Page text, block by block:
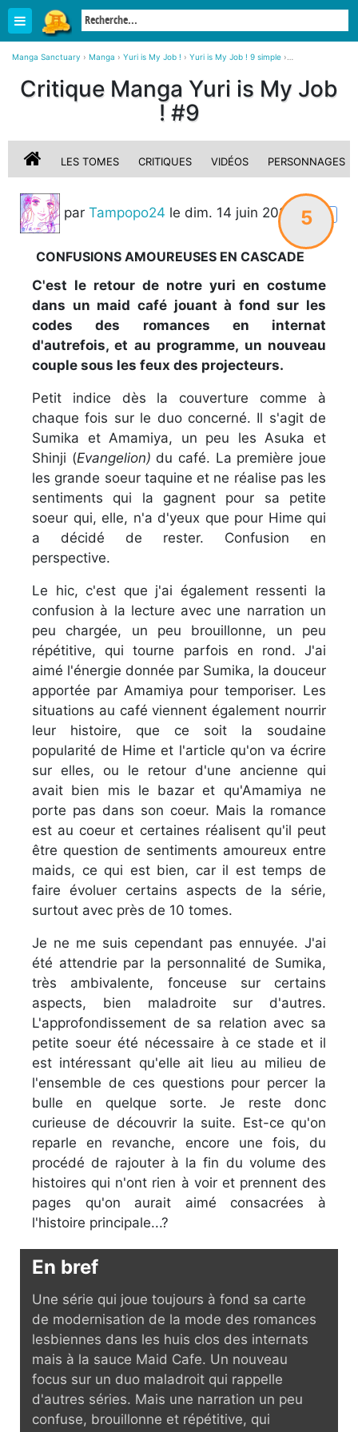
Manga Sanctuary › Manga › Yuri is My Job ! › Yuri is My Job ! 9 simple ›
Critique Manga Yuri is My Job
! #9
LES TOMES CRITIQUES VIDÉOS PERSONNAGES
5
par Tampopo24 le dim. 14 juin 2026 STAFF
CONFUSIONS AMOUREUSES EN CASCADE
C'est le retour de notre yuri en costume
dans un maid café jouant à fond sur les
codes des romances en internat
d'autrefois, et au programme, un nouveau
couple sous les feux des projecteurs.
Petit indice dès la couverture comme à
chaque fois sur le duo concerné. Il s'agit de
Sumika et Amamiya, un peu les Asuka et
Shinji (Evangelion) du café. La première joue
les grande soeur taquine et ne réalise pas les
sentiments qui la gagnent pour sa petite
soeur qui, elle, n'a d'yeux que pour Hime qui
a décidé de rester. Confusion en
perspective.
Le hic, c'est que j'ai également ressenti la
confusion à la lecture avec une narration un
peu chargée, un peu brouillonne, un peu
répétitive, qui tourne parfois en rond. J'ai
aimé l'énergie donnée par Sumika, la douceur
apportée par Amamiya pour temporiser. Les
situations au café viennent également nourrir
leur histoire, que ce soit la soudaine
popularité de Hime et l'article qu'on va écrire
sur elles, ou le retour d'une ancienne qui
avait bien mis le bazar et qu'Amamiya ne
porte pas dans son coeur. Mais la romance
est au coeur et certaines réalisent qu'il peut
être question de sentiments amoureux entre
maids, ce qui est bien, car il est temps de
faire évoluer certains aspects de la série,
surtout avec près de 10 tomes.
Je ne me suis cependant pas ennuyée. J'ai
été attendrie par la personnalité de Sumika,
très ambivalente, fonceuse sur certains
aspects, bien maladroite sur d'autres.
L'approfondissement de sa relation avec sa
petite soeur été nécessaire à ce stade et il
est intéressant qu'elle ait lieu au milieu de
l'ensemble de ces questions pour percer la
bulle en quelque sorte. Je reste donc
curieuse de découvrir la suite. Est-ce qu'on
reparle en revanche, encore une fois, du
procédé de rajouter à la fin du volume des
histoires qui n'ont rien à voir et prennent des
pages qu'on aurait aimé consacrées à
l'histoire principale...?
En bref
Une série qui joue toujours à fond sa carte
de modernisation de la mode des romances
lesbiennes dans les huis clos des internats
mais à la sauce Maid Cafe. Un nouveau
focus sur un duo maladroit qui rappelle
d'autres séries. Mais une narration un peu
confuse, brouillonne et répétitive, qui